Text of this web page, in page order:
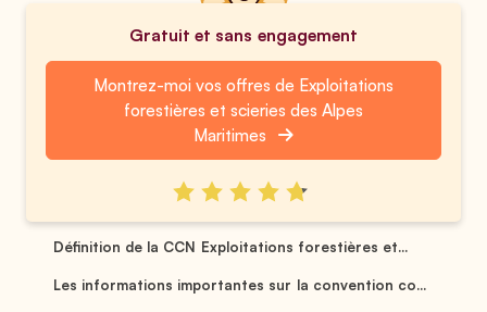
Gratuit et sans engagement
Montrez-moi vos offres de Exploitations
forestières et scieries des Alpes
Maritimes
Définition de la CCN Exploitations forestières et...
Les informations importantes sur la convention co...